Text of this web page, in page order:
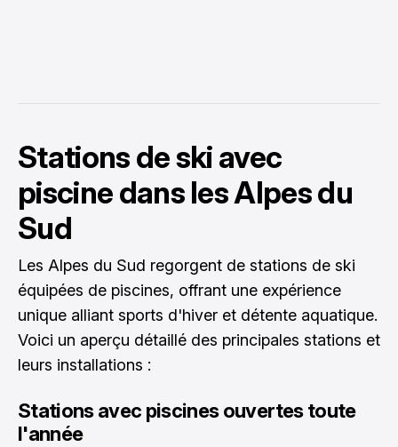
Stations de ski avec
piscine dans les Alpes du
Sud
Les Alpes du Sud regorgent de stations de ski
équipées de piscines, offrant une expérience
unique alliant sports d'hiver et détente aquatique.
Voici un aperçu détaillé des principales stations et
leurs installations :
Stations avec piscines ouvertes toute
l'année